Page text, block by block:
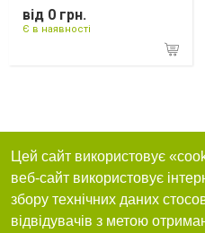
від 0 грн.
Є в наявності
Цей сайт використовує
веб-сайт використовує
збору технічних даних
відвідувачів з метою